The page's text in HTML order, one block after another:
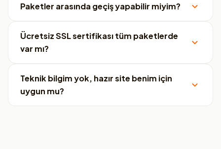
Paketler arasında geçiş yapabilir miyim?
Ücretsiz SSL sertifikası tüm paketlerde
var mı?
Teknik bilgim yok, hazır site benim için
uygun mu?